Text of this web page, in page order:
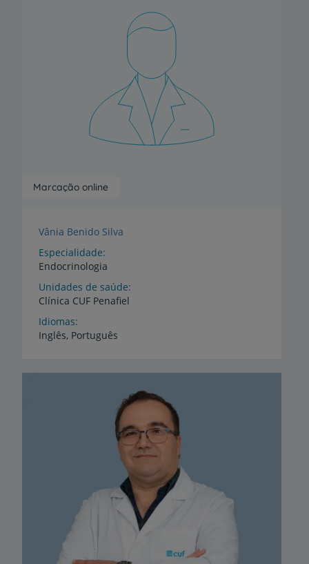
Marcação online
Vânia Benido Silva
Especialidade
Endocrinologia
Unidades de saúde
Clínica CUF Penafiel
Idiomas
Inglês, Português